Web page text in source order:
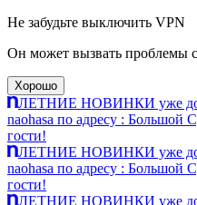
Не забудьте выключить VPN
Он может вызвать проблемы с
Хорошо
ЛЕТНИЕ НОВИНКИ уже
naohasa по адресу : Большой
гости!
ЛЕТНИЕ НОВИНКИ уже
naohasa по адресу : Большой
гости!
ЛЕТНИЕ НОВИНКИ уже